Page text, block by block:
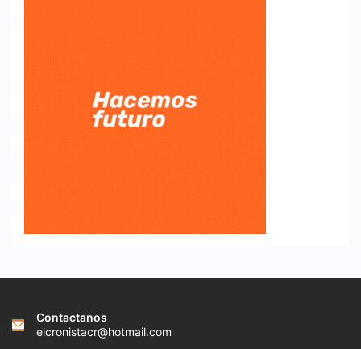
Contactanos
elcronistacr@hotmail.com